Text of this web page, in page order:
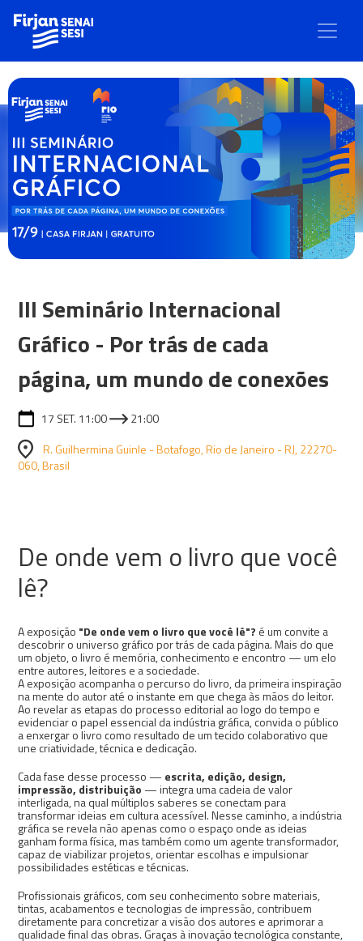
III Seminário Internacional
Gráfico - Por trás de cada
página, um mundo de conexões
17 SET. 11:00
21:00
R. Guilhermina Guinle - Botafogo, Rio de Janeiro - RJ, 22270-
060, Brasil
De onde vem o livro que você
lê?
A exposição "De onde vem o livro que você lê"? é um convite a
descobrir o universo gráfico por trás de cada página. Mais do que
um objeto, o livro é memória, conhecimento e encontro — um elo
entre autores, leitores e a sociedade.
A exposição acompanha o percurso do livro, da primeira inspiração
na mente do autor até o instante em que chega às mãos do leitor.
Ao revelar as etapas do processo editorial ao logo do tempo e
evidenciar o papel essencial da indústria gráfica, convida o público
a enxergar o livro como resultado de um tecido colaborativo que
une criatividade, técnica e dedicação.
Cada fase desse processo — escrita, edição, design,
impressão, distribuição — integra uma cadeia de valor
interligada, na qual múltiplos saberes se conectam para
transformar ideias em cultura acessível. Nesse caminho, a indústria
gráfica se revela não apenas como o espaço onde as ideias
ganham forma física, mas também como um agente transformador,
capaz de viabilizar projetos, orientar escolhas e impulsionar
possibilidades estéticas e técnicas.
Profissionais gráficos, com seu conhecimento sobre materiais,
tintas, acabamentos e tecnologias de impressão, contribuem
diretamente para concretizar a visão dos autores e aprimorar a
qualidade final das obras. Graças à inovação tecnológica constante,